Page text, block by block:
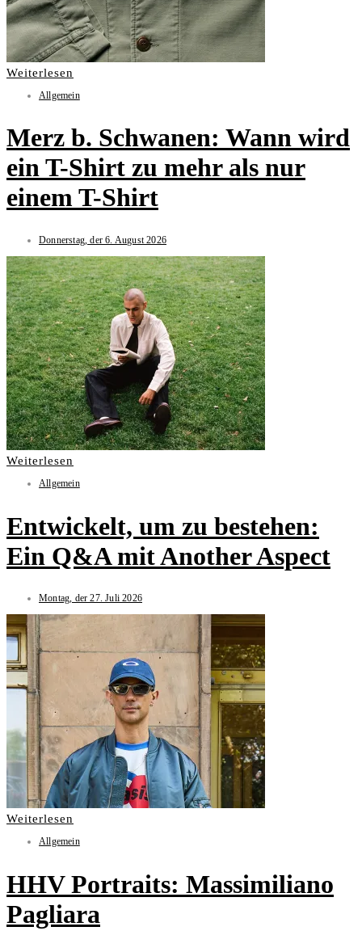
Weiterlesen
Allgemein
Merz b. Schwanen: Wann wird
ein T-Shirt zu mehr als nur
einem T-Shirt
Donnerstag, der 6. August 2026
Weiterlesen
Allgemein
Entwickelt, um zu bestehen:
Ein Q&A mit Another Aspect
Montag, der 27. Juli 2026
Weiterlesen
Allgemein
HHV Portraits: Massimiliano
Pagliara